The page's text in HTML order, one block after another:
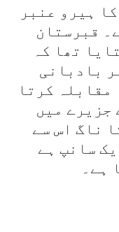
ہیرو عنبر
قبرستان
تھا کہ
بادبانی
مقابلہ کرتا
جزیرے میں
ناگ اس سے
سانپ ہے
ہے۔